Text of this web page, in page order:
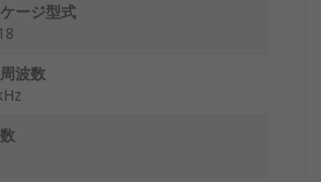
ージ型式
波数